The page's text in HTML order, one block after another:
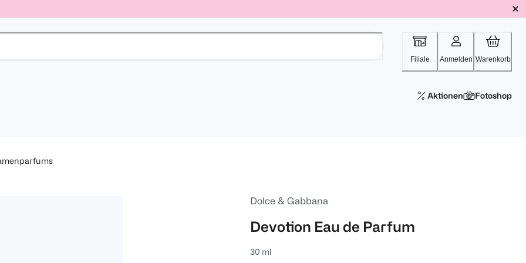
Filiale Anmelden Warenkorb
Aktionen Fotoshop
Dolce & Gabbana
Devotion Eau de Parfum
30 ml